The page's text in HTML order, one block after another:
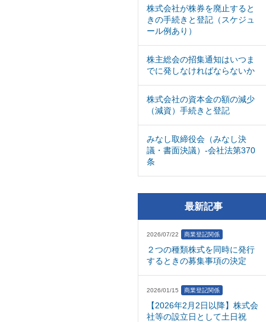
株式会社が株券を廃止すると
きの手続きと登記（スケジュ
ール例あり）
株主総会の招集通知はいつま
でに発しなければならないか
株式会社の資本金の額の減少
（減資）手続きと登記
みなし取締役会（みなし決
議・書面決議）-会社法第370
条
最新記事
2026/07/22 商業登記関係
２つの種類株式を同時に発行
するときの募集事項の決定
2026/01/15 商業登記関係
【2026年2月2日以降】株式会
社等の設立日として土日祝